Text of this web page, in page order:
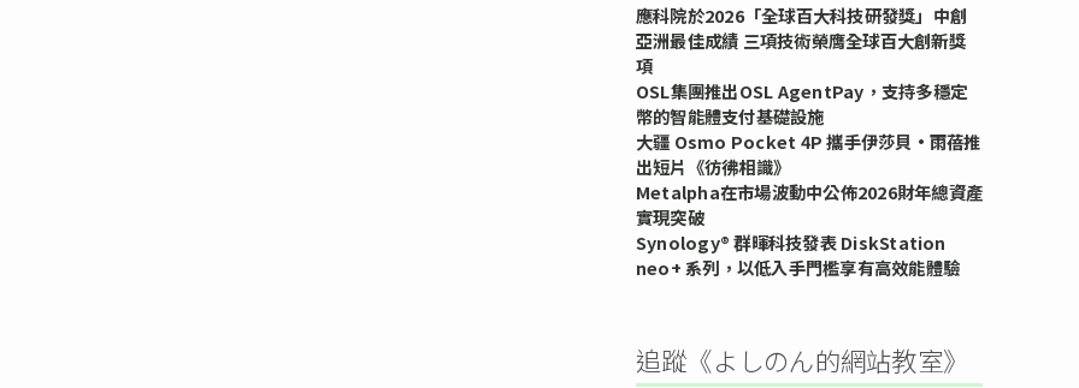
應科院於2026「全球百大科技研發獎」中創
亞洲最佳成績 三項技術榮膺全球百大創新獎
項
OSL集團推出OSL AgentPay，支持多穩定
幣的智能體支付基礎設施
大疆 Osmo Pocket 4P 攜手伊莎貝•雨蓓推
出短片《彷彿相識》
Metalpha在市場波動中公佈2026財年總資產
實現突破
Synology® 群暉科技發表 DiskStation
neo+ 系列，以低入手門檻享有高效能體驗
追蹤《よしのん的網站教室》